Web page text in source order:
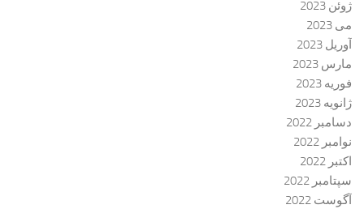
ژوئن 2023
می 2023
آوریل 2023
مارس 2023
فوریه 2023
ژانویه 2023
دسامبر 2022
نوامبر 2022
اکتبر 2022
سپتامبر 2022
آگوست 2022